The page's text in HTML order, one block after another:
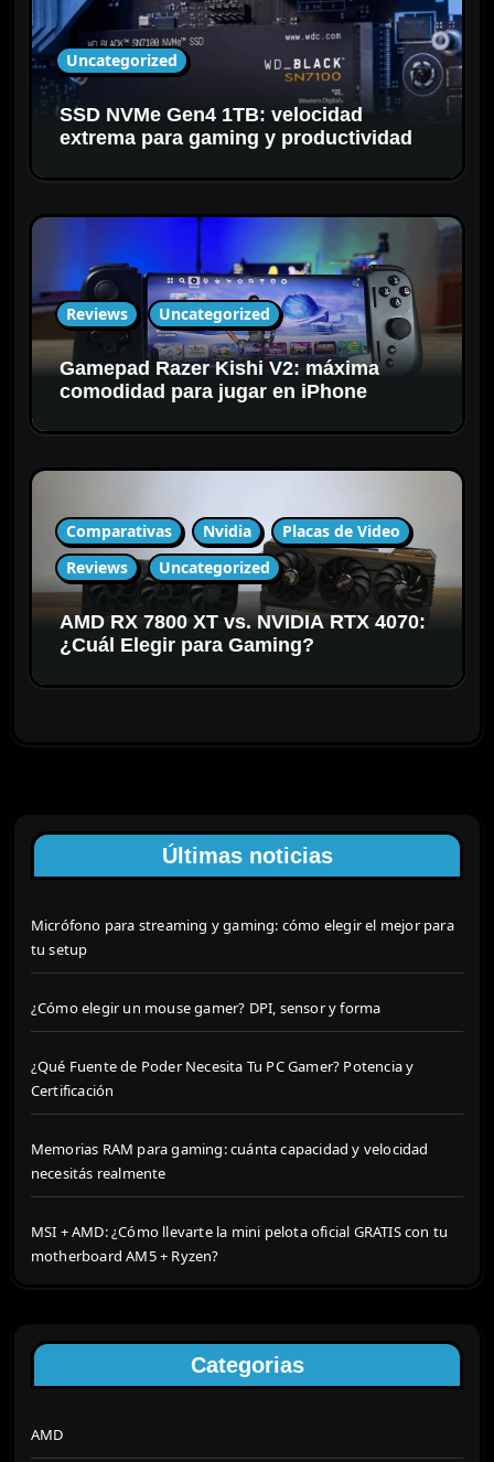
r
a
d
Uncategorized
SSD NVMe Gen4 1TB: velocidad
extrema para gaming y productividad
Reviews Uncategorized
Gamepad Razer Kishi V2: máxima
comodidad para jugar en iPhone
Comparativas Nvidia
Placas de Video
Reviews
Uncategorized
AMD RX 7800 XT vs. NVIDIA RTX 4070:
¿Cuál Elegir para Gaming?
Últimas noticias
Micrófono para streaming y gaming: cómo elegir el mejor para
tu setup
¿Cómo elegir un mouse gamer? DPI, sensor y forma
¿Qué Fuente de Poder Necesita Tu PC Gamer? Potencia y
Certificación
Memorias RAM para gaming: cuánta capacidad y velocidad
necesitás realmente
MSI + AMD: ¿Cómo llevarte la mini pelota oficial GRATIS con tu
motherboard AM5 + Ryzen?
Categorias
AMD